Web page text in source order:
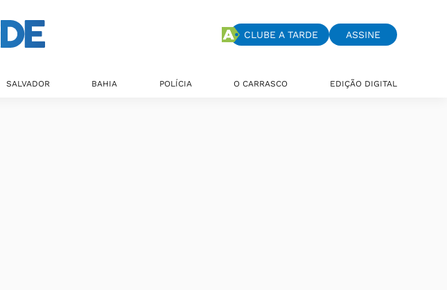
CLUBE A TARDE ASSINE
SALVADOR BAHIA POLÍCIA O CARRASCO EDIÇÃO DIGITAL